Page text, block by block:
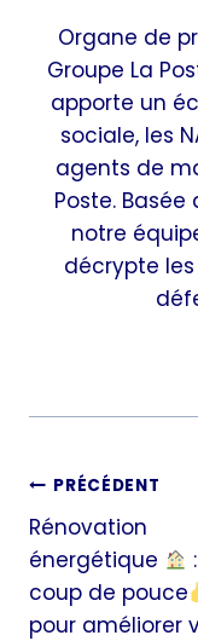
Organe de
Groupe La
apporte un
sociale, les
agents de
Poste. Basée
notre
décrypte
de
l’article
PRÉCÉDENT
Rénovation
énergétique
coup de pouce
pour améliorer